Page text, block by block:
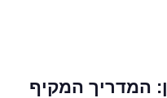
המדריך המקיף